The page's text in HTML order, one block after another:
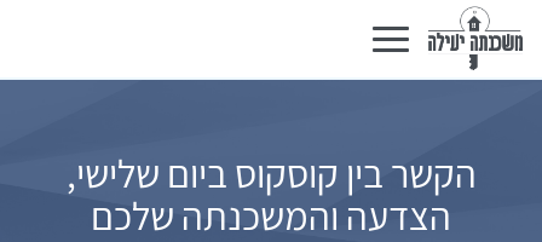
Toggle
navigation
הקשר בין קוסקוס ביום שלישי,
הצדעה והמשכנתה שלכם